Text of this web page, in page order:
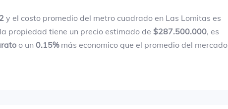
y el costo promedio del metro cuadrado en Las Lomitas es
propiedad tiene un precio estimado de $287.500.000, es
o un 0.15%más economico que el promedio del mercado